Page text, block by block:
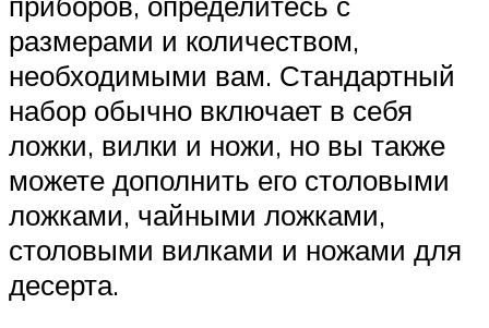
размерами и количеством,
необходимыми вам. Стандартный
набор обычно включает в себя
ложки, вилки и ножи, но вы также
можете дополнить его столовыми
ложками, чайными ложками,
столовыми вилками и ножами для
десерта.